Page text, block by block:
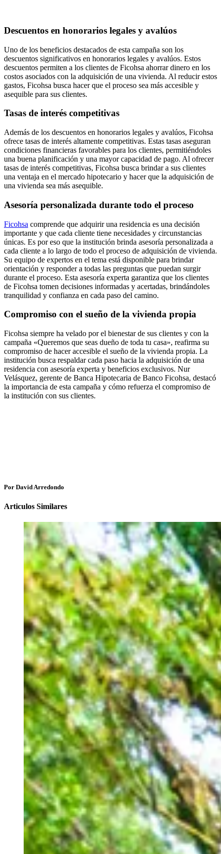
Descuentos en honorarios legales y avalúos
Uno de los beneficios destacados de esta campaña son los
descuentos significativos en honorarios legales y avalúos. Estos
descuentos permiten a los clientes de Ficohsa ahorrar dinero en los
costos asociados con la adquisición de una vivienda. Al reducir estos
gastos, Ficohsa busca hacer que el proceso sea más accesible y
asequible para sus clientes.
Tasas de interés competitivas
Además de los descuentos en honorarios legales y avalúos, Ficohsa
ofrece tasas de interés altamente competitivas. Estas tasas aseguran
condiciones financieras favorables para los clientes, permitiéndoles
una buena planificación y una mayor capacidad de pago. Al ofrecer
tasas de interés competitivas, Ficohsa busca brindar a sus clientes
una ventaja en el mercado hipotecario y hacer que la adquisición de
una vivienda sea más asequible.
Asesoría personalizada durante todo el proceso
Ficohsa comprende que adquirir una residencia es una decisión
importante y que cada cliente tiene necesidades y circunstancias
únicas. Es por eso que la institución brinda asesoría personalizada a
cada cliente a lo largo de todo el proceso de adquisición de vivienda.
Su equipo de expertos en el tema está disponible para brindar
orientación y responder a todas las preguntas que puedan surgir
durante el proceso. Esta asesoría experta garantiza que los clientes
de Ficohsa tomen decisiones informadas y acertadas, brindándoles
tranquilidad y confianza en cada paso del camino.
Compromiso con el sueño de la vivienda propia
Ficohsa siempre ha velado por el bienestar de sus clientes y con la
campaña «Queremos que seas dueño de toda tu casa», reafirma su
compromiso de hacer accesible el sueño de la vivienda propia. La
institución busca respaldar cada paso hacia la adquisición de una
residencia con asesoría experta y beneficios exclusivos. Nur
Velásquez, gerente de Banca Hipotecaria de Banco Ficohsa, destacó
la importancia de esta campaña y cómo refuerza el compromiso de
la institución con sus clientes.
Por David Arredondo
Articulos Similares